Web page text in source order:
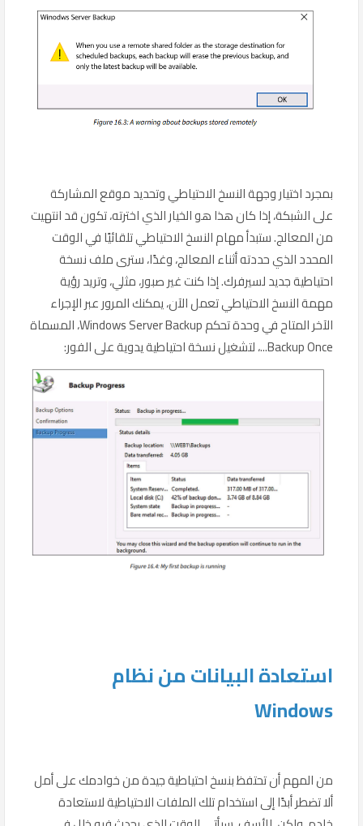
بمجرد اختيار وجهة النسخ الاحتياطي وتحديد موقع المشاركة
على الشبكة، إذا كان هذا هو الخيار الذي اخترته، تكون قد انتهيت
من المعالج. ستبدأ مهام النسخ الاحتياطي تلقائيًا في الوقت
المحدد الذي حددته أثناء المعالج، وغدًا، سترى ملف نسخة
احتياطية جديد لسيرفرك. إذا كنت غير صبور، مثلي، وتريد رؤية
مهمة النسخ الاحتياطي تعمل الآن، يمكنك المرور عبر الإجراء
الآخر المتاح في وحدة تحكم Windows Server Backup، المسماة
Backup Once...، لتشغيل نسخة احتياطية يدوية على الفور:
استعادة البيانات من نظام
Windows
من المهم أن تحتفظ بنسخ احتياطية جيدة من خوادمك على أمل
ألا تضطر أبدًا إلى استخدام تلك الملفات الاحتياطية لاستعادة